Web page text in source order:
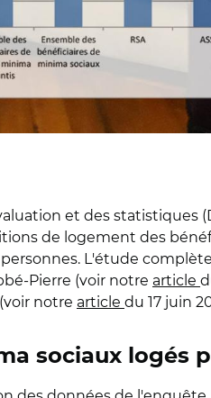
et des statistiques
de logement des
L'étude
Pierre (voir notre article
notre article du 17 juin
sociaux logés